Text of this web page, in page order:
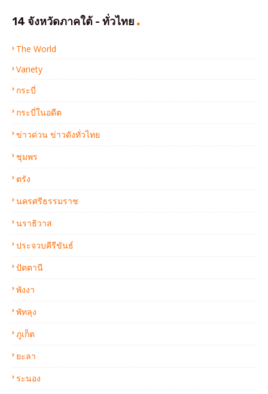
14 จังหวัดภาคใต้ - ทั่วไทย
The World
Variety
กระบี่
กระบี่ในอดีต
ข่าวด่วน ข่าวดังทั่วไทย
ชุมพร
ตรัง
นครศรีธรรมราช
นราธิวาส
ประจวบคีรีขันธ์
ปัตตานี
พังงา
พัทลุง
ภูเก็ต
ยะลา
ระนอง